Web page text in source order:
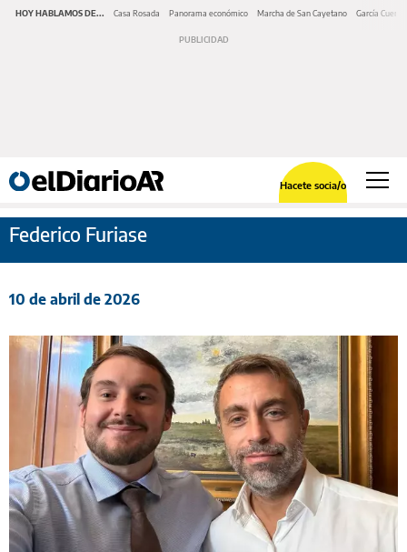
HOY HABLAMOS DE... Casa Rosada Panorama económico Marcha de San Cayetano García Cuerva
Hacete socia/o
Federico Furiase
10 de abril de 2026